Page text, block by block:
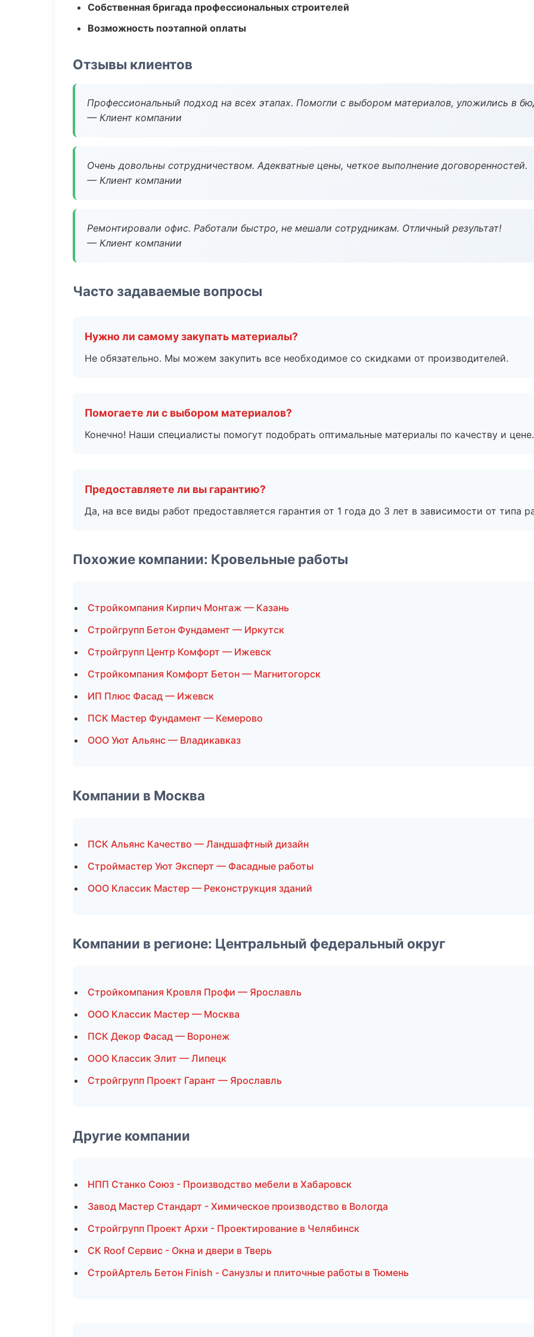
Собственная бригада профессиональных строителей
Возможность поэтапной оплаты
Отзывы клиентов
Профессиональный подход на всех этапах. Помогли с выбором материалов, уложились в
— Клиент компании
Очень довольны сотрудничеством. Адекватные цены, четкое выполнение договоренностей.
— Клиент компании
Ремонтировали офис. Работали быстро, не мешали сотрудникам. Отличный результат!
— Клиент компании
Часто задаваемые вопросы
Нужно ли самому закупать материалы?
Не обязательно. Мы можем закупить все необходимое со скидками от производителей.
Помогаете ли с выбором материалов?
Конечно! Наши специалисты помогут подобрать оптимальные материалы по качеству и цене.
Предоставляете ли вы гарантию?
Да, на все виды работ предоставляется гарантия от 1 года до 3 лет в зависимости от типа
Похожие компании: Кровельные работы
Стройкомпания Кирпич Монтаж — Казань
Стройгрупп Бетон Фундамент — Иркутск
Стройгрупп Центр Комфорт — Ижевск
Стройкомпания Комфорт Бетон — Магнитогорск
ИП Плюс Фасад — Ижевск
ПСК Мастер Фундамент — Кемерово
ООО Уют Альянс — Владикавказ
Компании в Москва
ПСК Альянс Качество — Ландшафтный дизайн
Строймастер Уют Эксперт — Фасадные работы
ООО Классик Мастер — Реконструкция зданий
Компании в регионе: Центральный федеральный округ
Стройкомпания Кровля Профи — Ярославль
ООО Классик Мастер — Москва
ПСК Декор Фасад — Воронеж
ООО Классик Элит — Липецк
Стройгрупп Проект Гарант — Ярославль
Другие компании
НПП Станко Союз - Производство мебели в Хабаровск
Завод Мастер Стандарт - Химическое производство в Вологда
Стройгрупп Проект Архи - Проектирование в Челябинск
СК Roof Сервис - Окна и двери в Тверь
СтройАртель Бетон Finish - Санузлы и плиточные работы в Тюмень